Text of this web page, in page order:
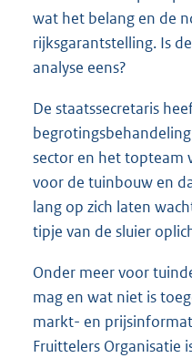
wat het belang en de
rijksgarantstelling. Is
analyse eens?
De staatssecretaris
sector en het topteam
voor de tuinbouw en
lang op zich laten
tipje van de sluier
Onder meer voor
mag en wat niet is
markt- en
Fruittelers Organisatie